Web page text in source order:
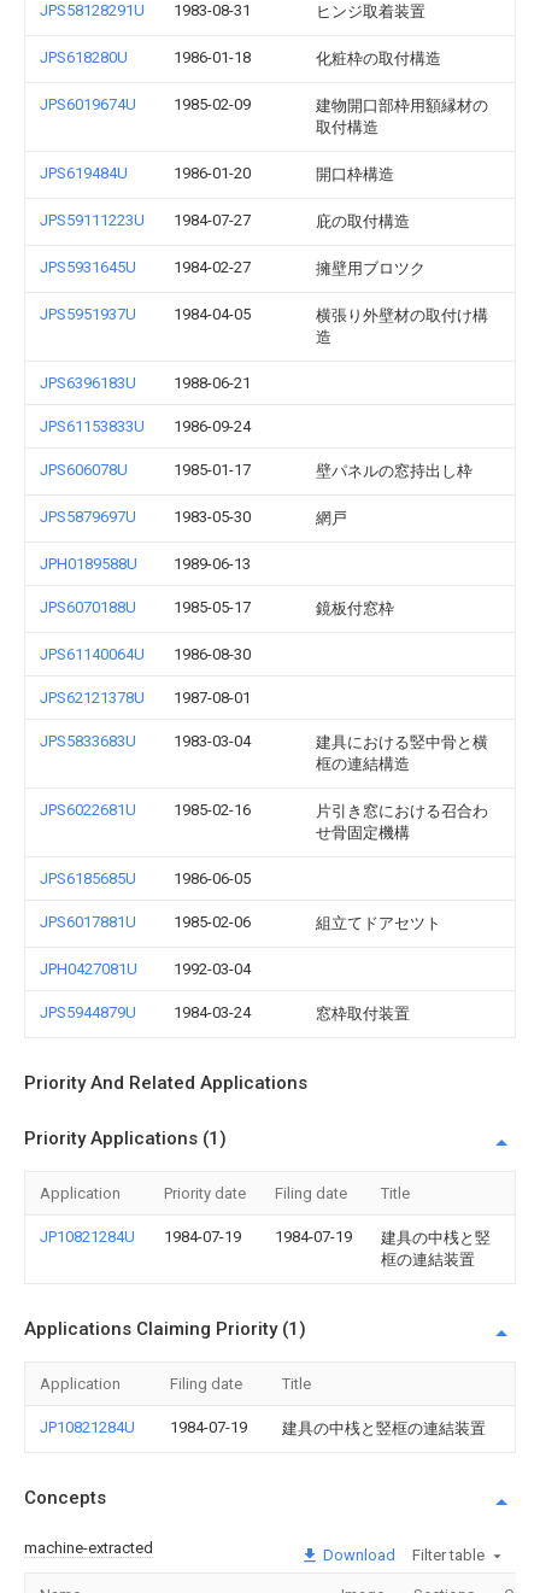
JPS58128291U 1983-08-31 ヒンジ取着装置
JPS618280U 1986-01-18 化粧枠の取付構造
JPS6019674U 1985-02-09
建物開口部枠用額縁材の
取付構造
JPS619484U 1986-01-20 開口枠構造
JPS59111223U 1984-07-27 庇の取付構造
JPS5931645U 1984-02-27 擁壁用ブロツク
JPS5951937U 1984-04-05
横張り外壁材の取付け構
造
JPS6396183U 1988-06-21
JPS61153833U 1986-09-24
JPS606078U 1985-01-17 壁パネルの窓持出し枠
JPS5879697U 1983-05-30 網戸
JPH0189588U 1989-06-13
JPS6070188U 1985-05-17 鏡板付窓枠
JPS61140064U 1986-08-30
JPS62121378U 1987-08-01
JPS5833683U 1983-03-04
建具における竪中骨と横
框の連結構造
JPS6022681U 1985-02-16
片引き窓における召合わ
せ骨固定機構
JPS6185685U 1986-06-05
JPS6017881U 1985-02-06 組立てドアセツト
JPH0427081U 1992-03-04
JPS5944879U 1984-03-24 窓枠取付装置
Priority And Related Applications
Priority Applications (1)
Application Priority date Filing date Title
JP10821284U 1984-07-19 1984-07-19
建具の中桟と竪
框の連結装置
Applications Claiming Priority (1)
Application Filing date Title
JP10821284U 1984-07-19 建具の中桟と竪框の連結装置
Concepts
machine-extracted Download Filter table